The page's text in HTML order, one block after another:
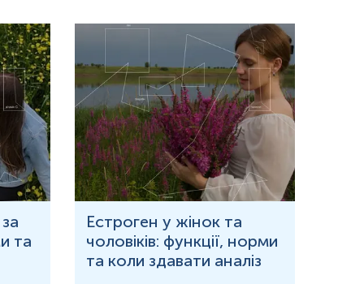
та
Естроген у жінок та
чоловіків: функції, норми
та коли здавати аналіз